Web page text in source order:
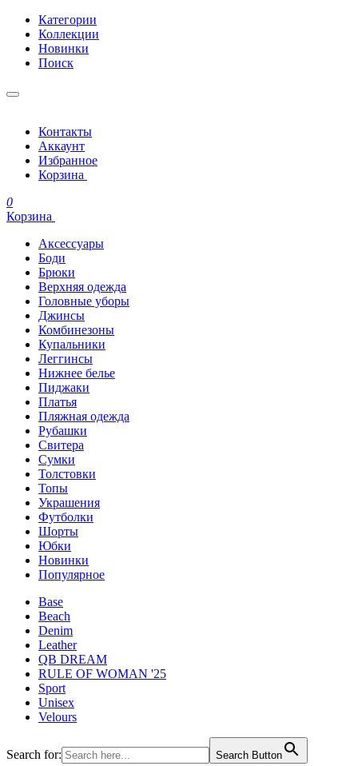
Категории
Коллекции
Новинки
Поиск
Контакты
Аккаунт
Избранное
Корзина
0
Корзина
Аксессуары
Боди
Брюки
Верхняя одежда
Головные уборы
Джинсы
Комбинезоны
Купальники
Леггинсы
Нижнее белье
Пиджаки
Платья
Пляжная одежда
Рубашки
Свитера
Сумки
Толстовки
Топы
Украшения
Футболки
Шорты
Юбки
Новинки
Популярное
Base
Beach
Denim
Leather
QB DREAM
RULE OF WOMAN '25
Sport
Unisex
Velours
Search for: Search Button